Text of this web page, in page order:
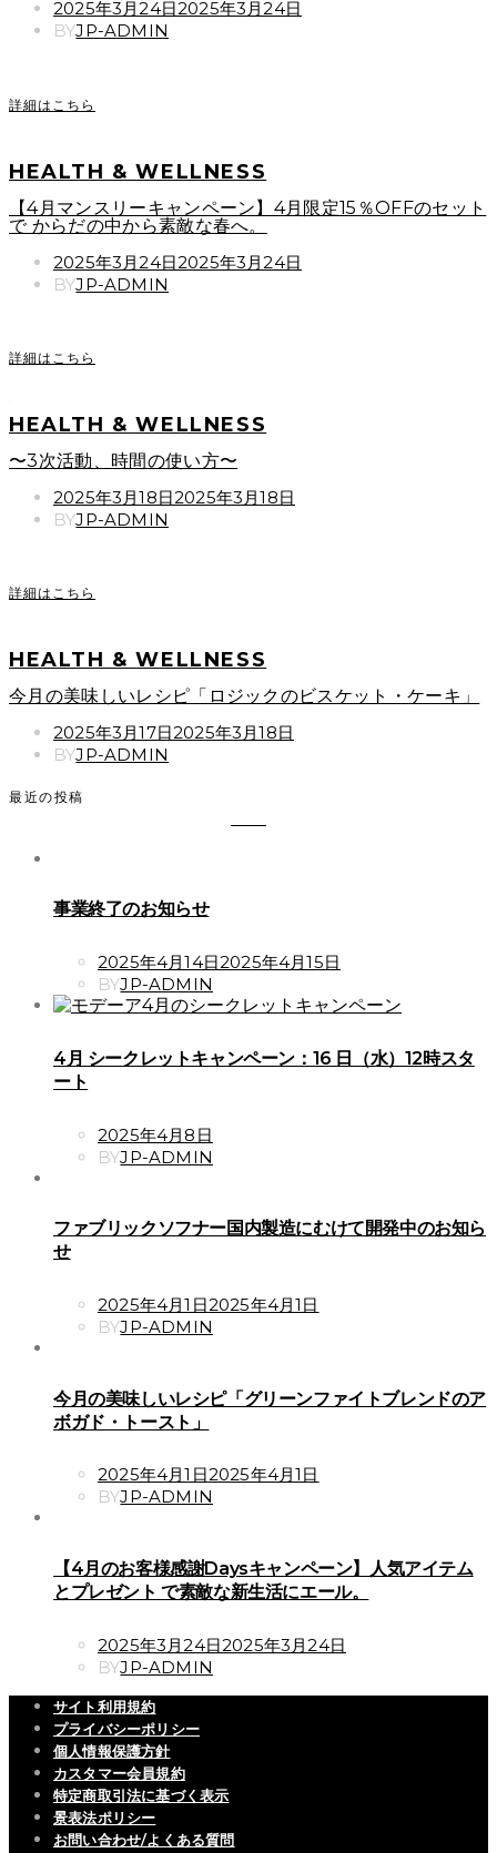
POSTED
ON
2025年3月24日2025年3月24日
BYJP-ADMIN
詳細はこちら
HEALTH & WELLNESS
【4月マンスリーキャンペーン】4月限定15％OFFのセット
で からだの中から素敵な春へ。
POSTED
ON
2025年3月24日2025年3月24日
BYJP-ADMIN
詳細はこちら
HEALTH & WELLNESS
〜3次活動、時間の使い方〜
POSTED
ON
2025年3月18日2025年3月18日
BYJP-ADMIN
詳細はこちら
HEALTH & WELLNESS
今月の美味しいレシピ「ロジックのビスケット・ケーキ」
POSTED
ON
2025年3月17日2025年3月18日
BYJP-ADMIN
最近の投稿
事業終了のお知らせ
POSTED
ON
2025年4月14日2025年4月15日
BYJP-ADMIN
4月 シークレットキャンペーン：16 日（水）12時スタ
ート
POSTED
ON
2025年4月8日
BYJP-ADMIN
ファブリックソフナー国内製造にむけて開発中のお知ら
せ
POSTED
ON
2025年4月1日2025年4月1日
BYJP-ADMIN
今月の美味しいレシピ「グリーンファイトブレンドのア
ボガド・トースト」
POSTED
ON
2025年4月1日2025年4月1日
BYJP-ADMIN
【4月のお客様感謝Daysキャンペーン】人気アイテム
とプレゼント で素敵な新生活にエール。
POSTED
ON
2025年3月24日2025年3月24日
BYJP-ADMIN
サイト利用規約
プライバシーポリシー
個人情報保護方針
カスタマー会員規約
特定商取引法に基づく表示
景表法ポリシー
お問い合わせ/よくある質問